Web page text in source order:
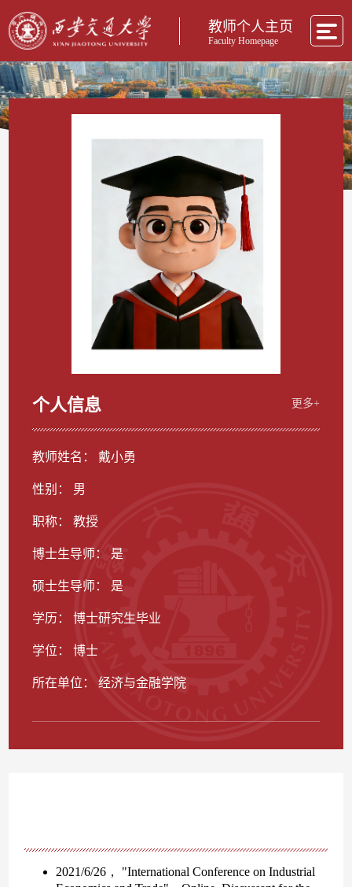
教师个人主页
Faculty Homepage
个人信息 更多+
教师姓名： 戴小勇
性别： 男
职称： 教授
博士生导师： 是
硕士生导师： 是
学历： 博士研究生毕业
学位： 博士
所在单位： 经济与金融学院